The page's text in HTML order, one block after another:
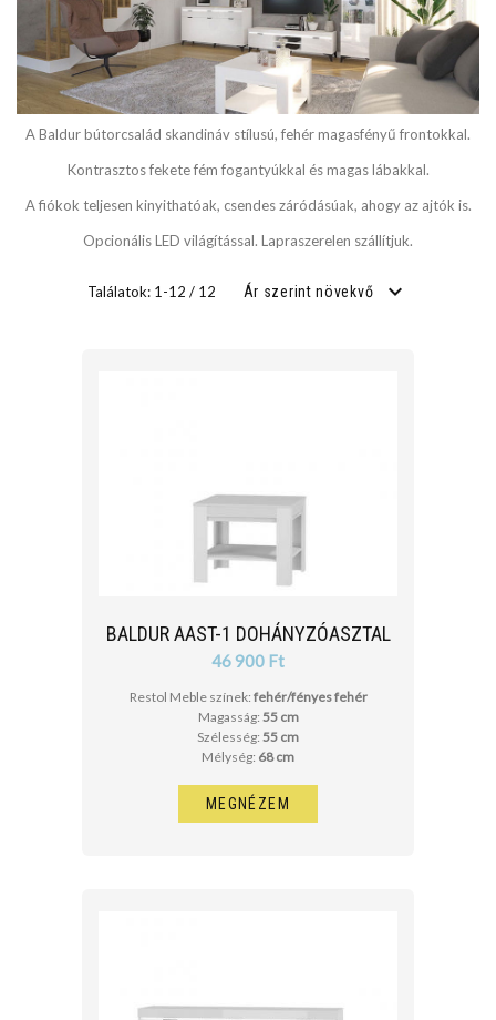
SZÉLESSÉG
cm
cm
A Baldur bútorcsalád skandináv stílusú, fehér magasfényű frontokkal.
Kontrasztos fekete fém fogantyúkkal és magas lábakkal.
A fiókok teljesen kinyithatóak, csendes záródásúak, ahogy az ajtók is.
Opcionális LED világítással. Lapraszerelen szállítjuk.
Találatok: 1-12 / 12 Ár szerint növekvő
BALDUR AAST-1 DOHÁNYZÓASZTAL
46 900 Ft
Restol Meble színek: fehér/fényes fehér
Magasság: 55 cm
Szélesség: 55 cm
Mélység: 68 cm
MEGNÉZEM